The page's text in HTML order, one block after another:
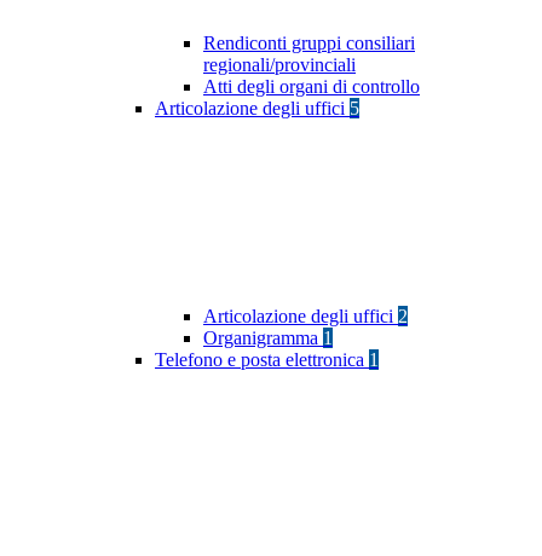
Rendiconti gruppi consiliari
regionali/provinciali
Atti degli organi di controllo
Articolazione degli uffici 5
Articolazione degli uffici 2
Organigramma 1
Telefono e posta elettronica 1